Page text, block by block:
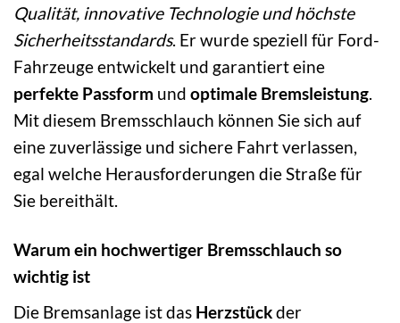
Qualität, innovative Technologie und höchste
Sicherheitsstandards. Er wurde speziell für Ford-
Fahrzeuge entwickelt und garantiert eine
perfekte Passform und optimale Bremsleistung.
Mit diesem Bremsschlauch können Sie sich auf
eine zuverlässige und sichere Fahrt verlassen,
egal welche Herausforderungen die Straße für
Sie bereithält.
Warum ein hochwertiger Bremsschlauch so
wichtig ist
Die Bremsanlage ist das Herzstückder